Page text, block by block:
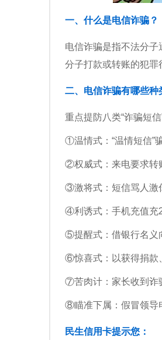
一、什么是电信诈骗？
电信诈骗是指不法分
分子打款或转账的犯
二、电信诈骗有哪些种
重点提防八类“诈骗短信
①温情式：“温情短信”
②权威式：来电要求转
③激将式：短信骂人激
④利诱式：手机充值充
⑤提醒式：借银行名义
⑥惊喜式：以获得捐款
⑦苦肉计：家长收到诈
⑧瞄准下属：假冒领导
民生信用卡提示您：